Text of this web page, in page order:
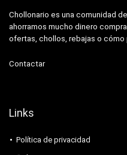
Chollonario es una comunidad
ahorramos mucho dinero
ofertas, chollos, rebajas o cómo
Contactar
Links
Política de privacidad